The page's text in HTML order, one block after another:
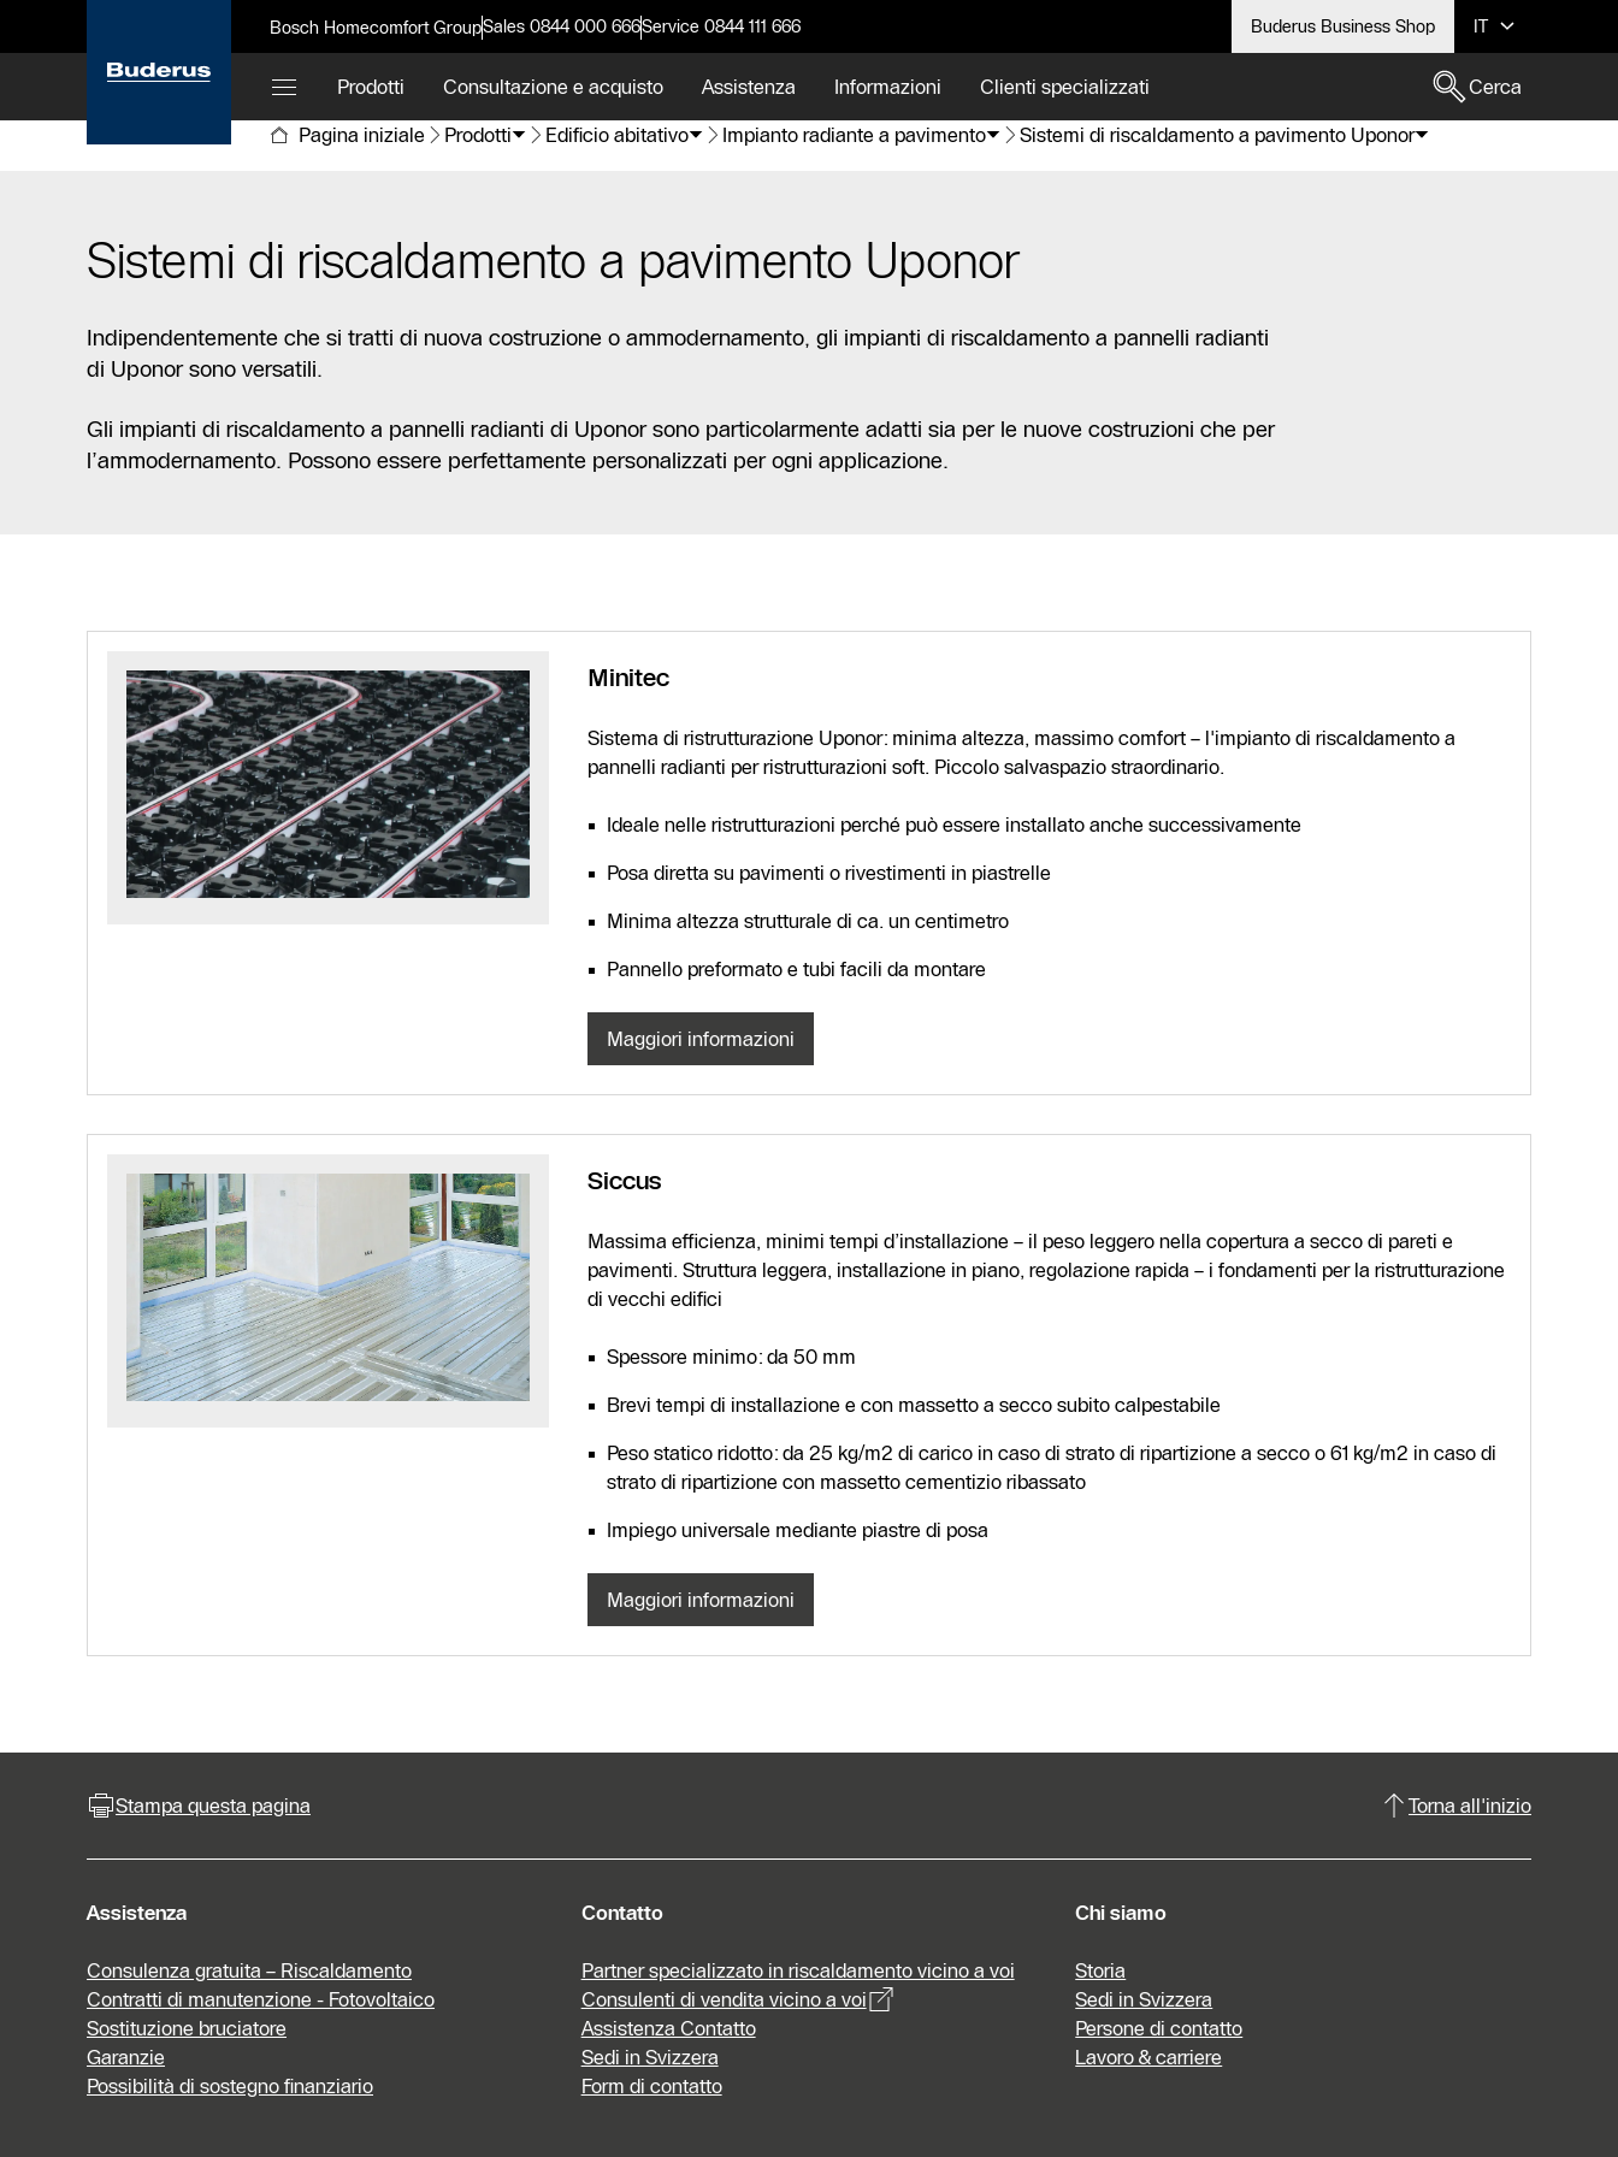
Bosch Homecomfort GroupSales 0844 000 666Service 0844 111 666 Buderus Business Shop IT
Prodotti Consultazione e acquisto Assistenza Informazioni Clienti specializzati
Cerca
Pagina iniziale
Prodotti Edificio abitativo Impianto radiante a pavimento Sistemi di riscaldamento a pavimento Uponor
Sistemi di riscaldamento a pavimento Uponor
Indipendentemente che si tratti di nuova costruzione o ammodernamento, gli impianti di riscaldamento a pannelli radianti
di Uponor sono versatili.
Gli impianti di riscaldamento a pannelli radianti di Uponor sono particolarmente adatti sia per le nuove costruzioni che per
l’ammodernamento. Possono essere perfettamente personalizzati per ogni applicazione.
Minitec
Sistema di ristrutturazione Uponor: minima altezza, massimo comfort – l'impianto di riscaldamento a
pannelli radianti per ristrutturazioni soft. Piccolo salvaspazio straordinario.
Ideale nelle ristrutturazioni perché può essere installato anche successivamente
Posa diretta su pavimenti o rivestimenti in piastrelle
Minima altezza strutturale di ca. un centimetro
Pannello preformato e tubi facili da montare
Maggiori informazioni
Siccus
Massima efficienza, minimi tempi d’installazione – il peso leggero nella copertura a secco di pareti e
pavimenti. Struttura leggera, installazione in piano, regolazione rapida – i fondamenti per la ristrutturazione
di vecchi edifici
Spessore minimo: da 50 mm
Brevi tempi di installazione e con massetto a secco subito calpestabile
Peso statico ridotto: da 25 kg/m2 di carico in caso di strato di ripartizione a secco o 61 kg/m2 in caso di
strato di ripartizione con massetto cementizio ribassato
Impiego universale mediante piastre di posa
Maggiori informazioni
Contatto
Ricerca dei
riscaldamento
Stampa questa pagina Torna all'inizio
Assistenza
Consulenza gratuita – Riscaldamento
Contratti di manutenzione - Fotovoltaico
Sostituzione bruciatore
Garanzie
Possibilità di sostegno finanziario
Contatto
Partner specializzato in riscaldamento vicino a voi
Consulenti di vendita vicino a voi
Assistenza Contatto
Sedi in Svizzera
Form di contatto
Chi siamo
Storia
Sedi in Svizzera
Persone di contatto
Lavoro & carriere